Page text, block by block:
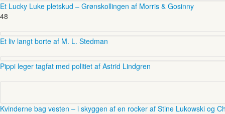
Et Lucky Luke pletskud – Grønskollingen af Morris & Gosinny
48
Et liv langt borte af M. L. Stedman
Pippi leger tagfat med politiet af Astrid Lindgren
Kvinderne bag vesten – i skyggen af en rocker af Stine Lukowski og